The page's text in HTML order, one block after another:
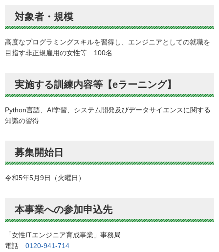
対象者・規模
高度なプログラミングスキルを習得し、エンジニアとしての就職を
目指す非正規雇用の女性等 100名
実施する訓練内容等【eラーニング】
Python言語、AI学習、システム開発及びデータサイエンスに関する
知識の習得
募集開始日
令和5年5月9日（火曜日）
本事業への参加申込先
「女性ITエンジニア育成事業」事務局
電話 0120-941-714